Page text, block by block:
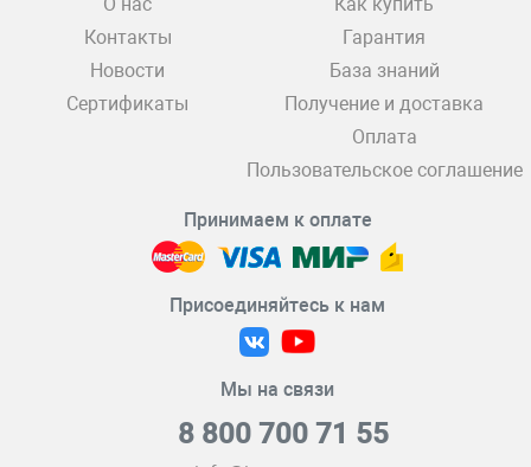
О нас
Контакты
Новости
Сертификаты
Как купить
Гарантия
База знаний
Получение и доставка
Оплата
Пользовательское соглашение
Принимаем к оплате
Присоединяйтесь к нам
Мы на связи
8 800 700 71 55